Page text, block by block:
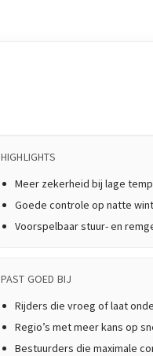
HIGHLIGHTS
Meer zekerheid bij lage
Goede controle op natte
Voorspelbaar stuur- en
PAST GOED BIJ
Rijders die vroeg of laat
Regio’s met meer kans op
Bestuurders die maximale